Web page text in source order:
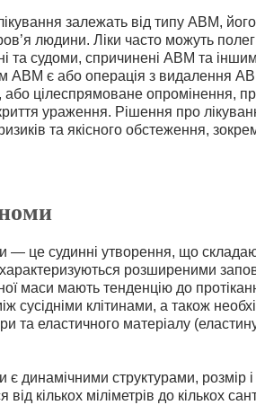
залежать від типу АВМ,
людини. Ліки часто можуть
та судоми, спричинені АВМ та
АВМ є або операція з видалення
цілеспрямоване опромінення,
ураження. Рішення про
та якісного обстеження,
— це судинні утворення, що
характеризуються розширеними
маси мають тенденцію до
сусідніми клітинами, а також
та еластичного матеріалу
є динамічними структурами, розмір
від кількох міліметрів до кількох